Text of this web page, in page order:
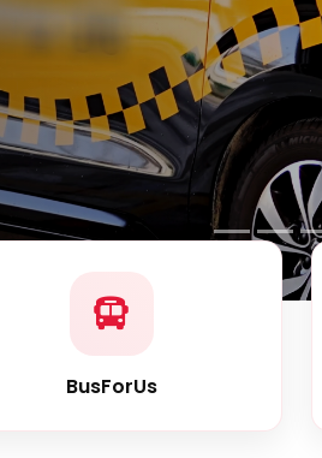
Faaliyeti
BusForUs